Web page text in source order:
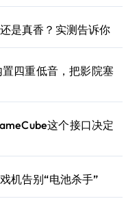
是真香？实测告诉你
四重低音，把影院塞
这个接口决定
机告别“电池杀手”